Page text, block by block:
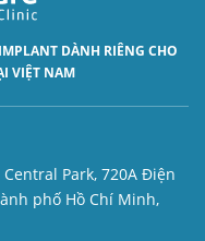
DÀNH RIÊNG CHO
VIỆT NAM
Central Park, 720A Điện
phố Hồ Chí Minh,